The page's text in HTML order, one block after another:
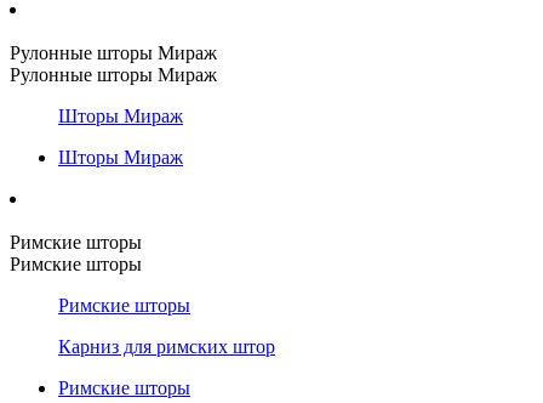
Рулонные шторы Мираж
Рулонные шторы Мираж
Шторы Мираж
Шторы Мираж
Римские шторы
Римские шторы
Римские шторы
Карниз для римских штор
Римские шторы